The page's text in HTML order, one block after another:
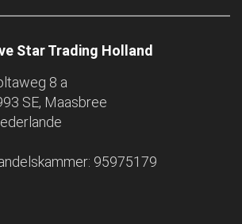
Star Trading Holland
8 a
SE, Maasbree
95975179